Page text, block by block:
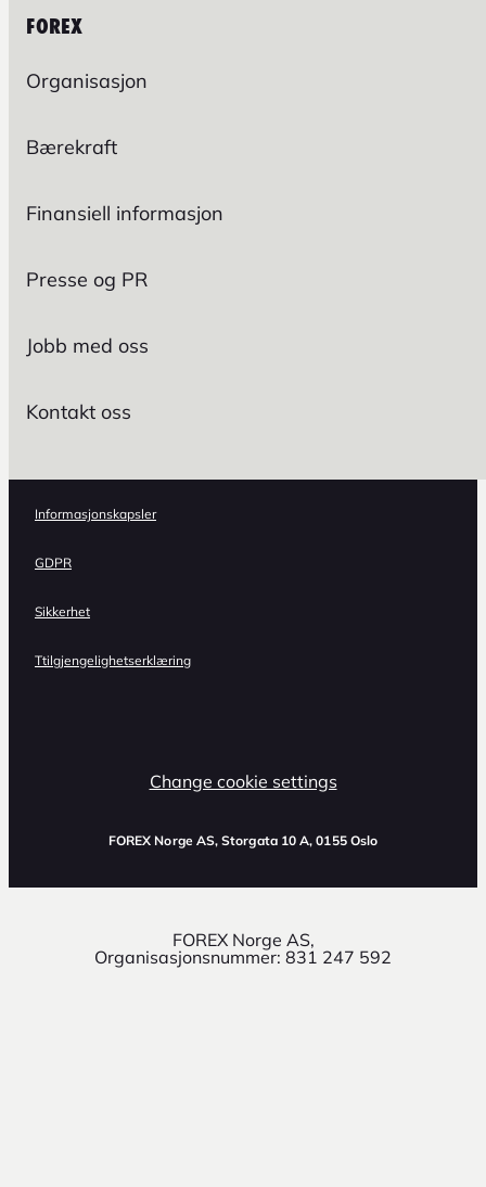
FOREX
Organisasjon
Bærekraft
Finansiell informasjon
Presse og PR
Jobb med oss
Kontakt oss
Informasjonskapsler
GDPR
Sikkerhet
Ttilgjengelighetserklæring
Change cookie settings
FOREX Norge AS, Storgata 10 A, 0155 Oslo
FOREX Norge AS,
Organisasjonsnummer: 831 247 592